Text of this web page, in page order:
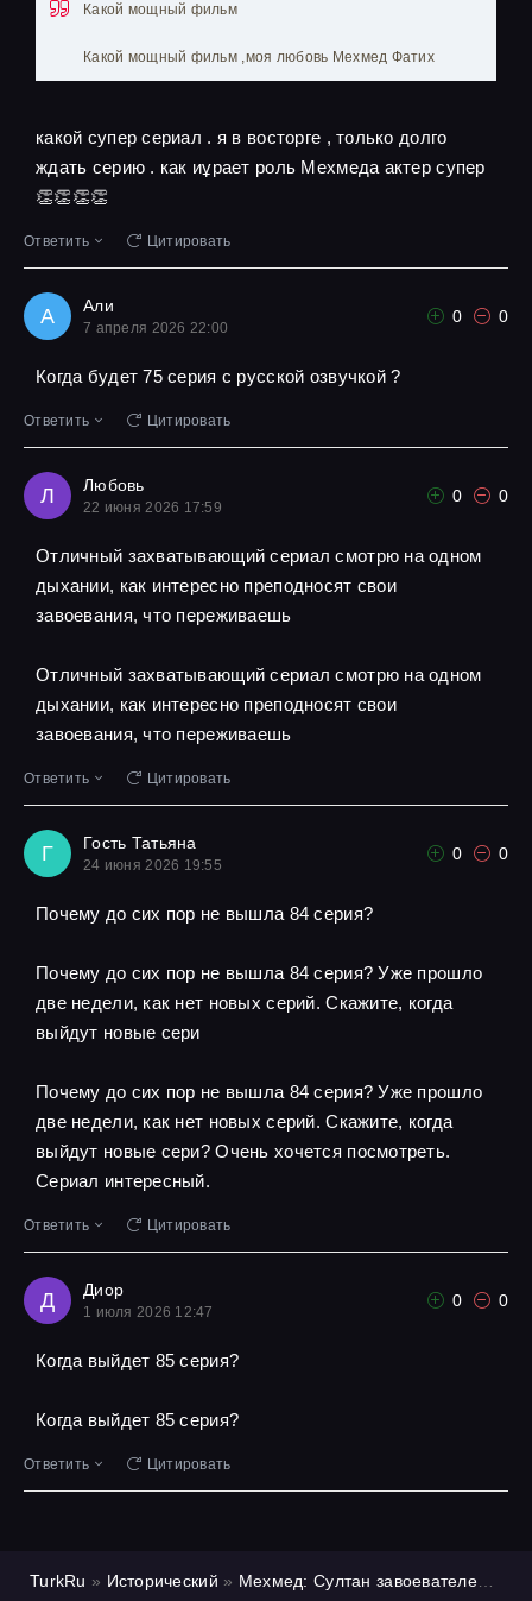
Какой мощный фильм
Какой мощный фильм ,моя любовь Мехмед Фатих
какой супер сериал . я в восторге , только долго
ждать серию . как иұрает роль Мехмеда актер супер
👏👏👏👏
Ответить Цитировать
А Али
7 апреля 2026 22:00
0 0
Когда будет 75 серия с русской озвучкой ?
Ответить Цитировать
Л Любовь
22 июня 2026 17:59
0 0
Отличный захватывающий сериал смотрю на одном
дыхании, как интересно преподносят свои
завоевания, что переживаешь
Отличный захватывающий сериал смотрю на одном
дыхании, как интересно преподносят свои
завоевания, что переживаешь
Ответить Цитировать
Г Гость Татьяна
24 июня 2026 19:55
0 0
Почему до сих пор не вышла 84 серия?
Почему до сих пор не вышла 84 серия? Уже прошло
две недели, как нет новых серий. Скажите, когда
выйдут новые сери
Почему до сих пор не вышла 84 серия? Уже прошло
две недели, как нет новых серий. Скажите, когда
выйдут новые сери? Очень хочется посмотреть.
Сериал интересный.
Ответить Цитировать
Д Диор
1 июля 2026 12:47
0 0
Когда выйдет 85 серия?
Когда выйдет 85 серия?
Ответить Цитировать
TurkRu » Исторический » Мехмед: Султан завоевателей